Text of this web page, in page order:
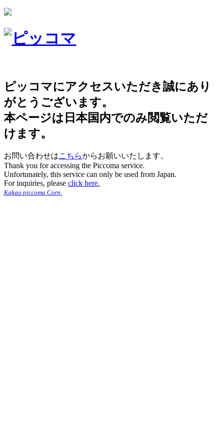
ピッコマにアクセスいただき誠にあり
がとうございます。
本ページは日本国内でのみ閲覧いただ
けます。
お問い合わせはこちらからお願いいたします。
Thank you for accessing the Piccoma service.
Unfortunately, this service can only be used from Japan.
For inquiries, please click here.
Kakao piccoma Corp.